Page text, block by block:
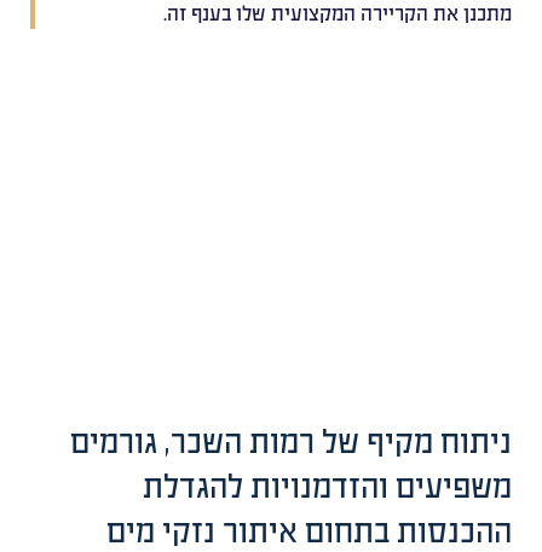
מתכנן את הקריירה המקצועית שלו בענף זה.
ניתוח מקיף של רמות השכר, גורמים
משפיעים והזדמנויות להגדלת
ההכנסות בתחום איתור נזקי מים